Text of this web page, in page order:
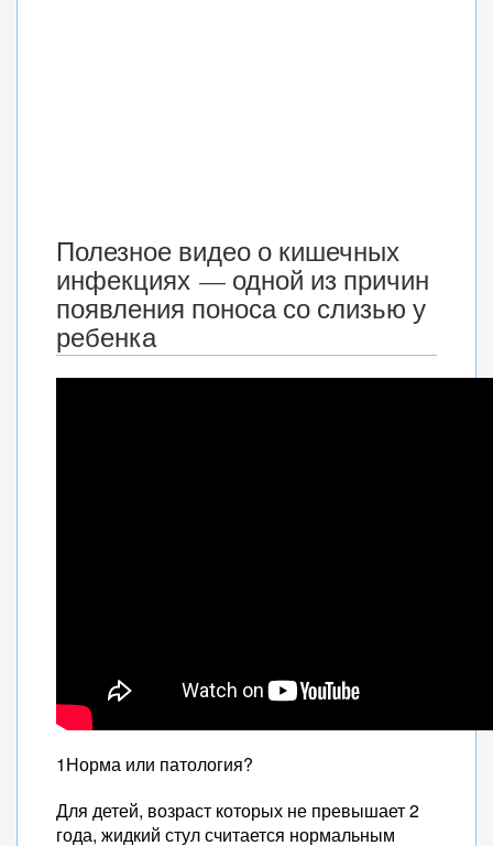
Полезное видео о кишечных
инфекциях — одной из причин
появления поноса со слизью у
ребенка
1Норма или патология?
Для детей, возраст которых не превышает 2
года, жидкий стул считается нормальным